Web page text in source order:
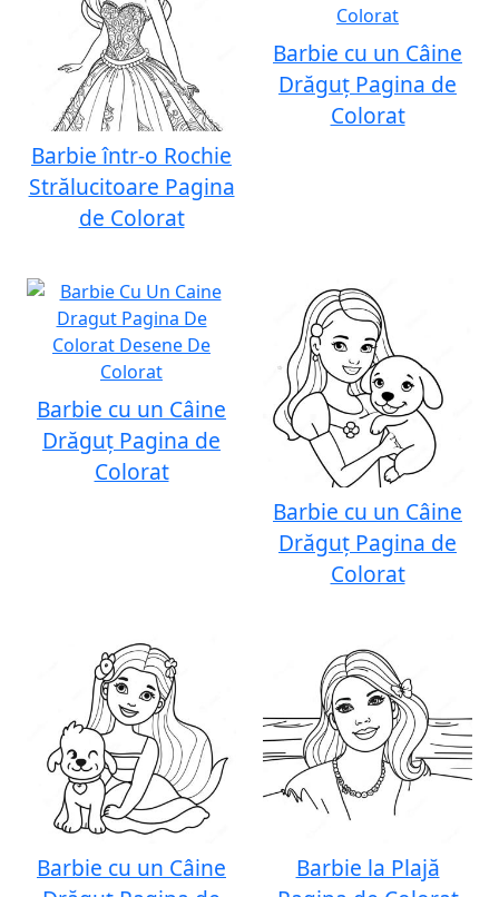
Barbie într-o Rochie
Strălucitoare Pagina
de Colorat
Barbie cu un Câine
Drăguț Pagina de
Colorat
Barbie cu un Câine
Drăguț Pagina de
Colorat
Barbie cu un Câine
Drăguț Pagina de
Colorat
Barbie cu un Câine
Barbie la Plajă